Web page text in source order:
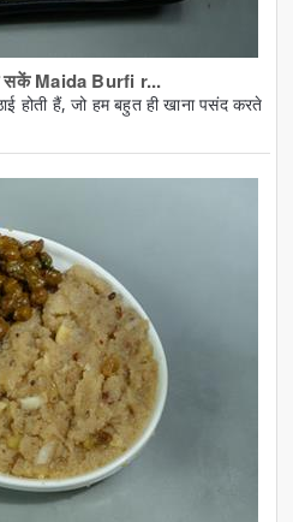
खा सकें Maida Burfi r...
होती हैं, जो हम बहुत ही खाना पसंद करते